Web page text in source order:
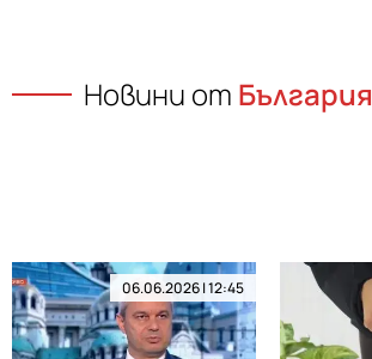
Новини от България
06.06.2026 | 12:45